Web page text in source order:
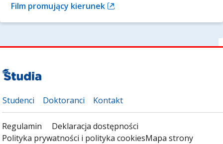
Film promujący kierunek
Studenci Doktoranci Kontakt
Regulamin
Deklaracja dostępności
Polityka prywatności i polityka cookiesMapa strony